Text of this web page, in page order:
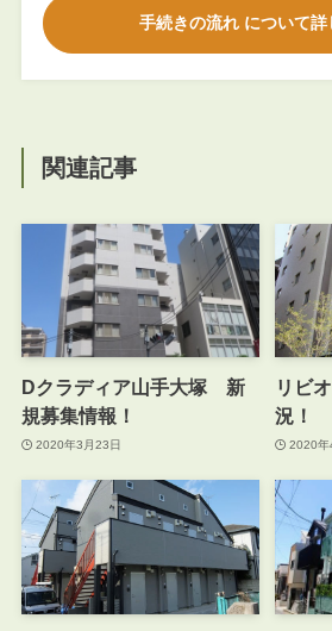
手続きの流れ について詳
関連記事
Dクラディア山手大塚 新
規募集情報！
2020年3月23日
リビ
況！
2020年